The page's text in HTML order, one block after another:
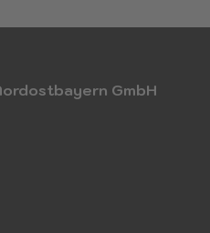
GmbH